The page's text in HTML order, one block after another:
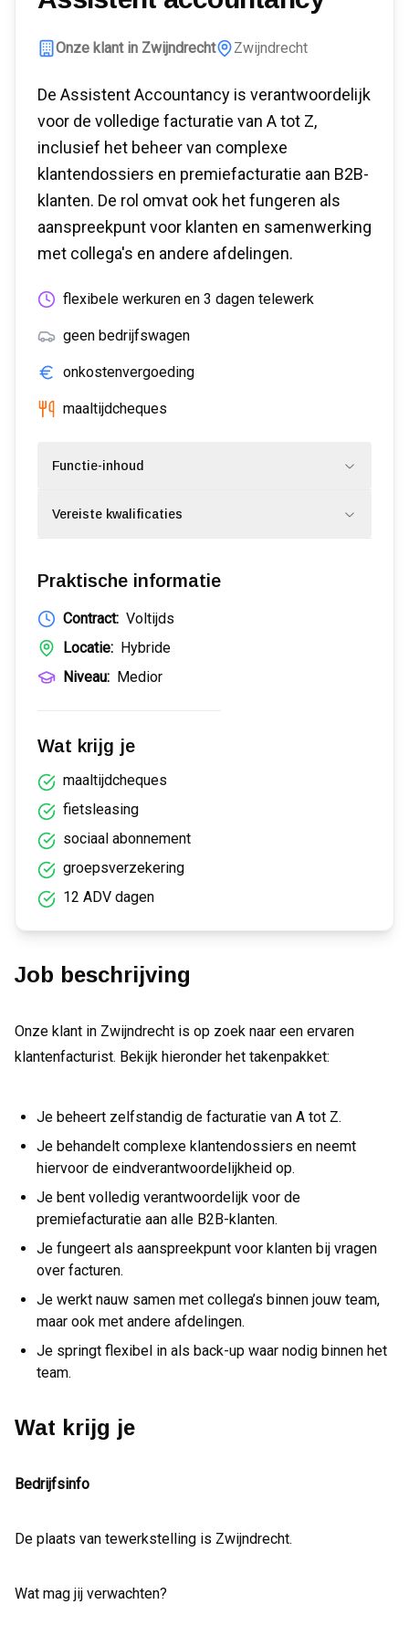
Onze klant in Zwijndrecht Zwijndrecht
De Assistent Accountancy is verantwoordelijk
voor de volledige facturatie van A tot Z,
inclusief het beheer van complexe
klantendossiers en premiefacturatie aan B2B-
klanten. De rol omvat ook het fungeren als
aanspreekpunt voor klanten en samenwerking
met collega's en andere afdelingen.
flexibele werkuren en 3 dagen telewerk
geen bedrijfswagen
onkostenvergoeding
maaltijdcheques
Functie-inhoud
Vereiste kwalificaties
Praktische informatie
Contract: Voltijds
Locatie: Hybride
Niveau: Medior
Wat krijg je
maaltijdcheques
fietsleasing
sociaal abonnement
groepsverzekering
12 ADV dagen
Job beschrijving
Onze klant in Zwijndrecht is op zoek naar een ervaren
klantenfacturist. Bekijk hieronder het takenpakket:
Je beheert zelfstandig de facturatie van A tot Z.
Je behandelt complexe klantendossiers en neemt
hiervoor de eindverantwoordelijkheid op.
Je bent volledig verantwoordelijk voor de
premiefacturatie aan alle B2B-klanten.
Je fungeert als aanspreekpunt voor klanten bij vragen
over facturen.
Je werkt nauw samen met collega’s binnen jouw team,
maar ook met andere afdelingen.
Je springt flexibel in als back-up waar nodig binnen het
team.
Wat krijg je
Bedrijfsinfo
De plaats van tewerkstelling is Zwijndrecht.
Wat mag jij verwachten?